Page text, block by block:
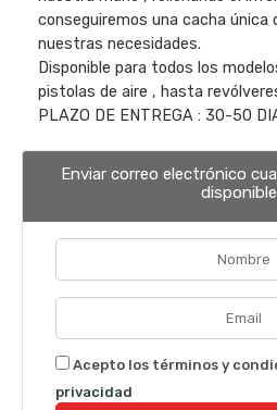
conseguiremos una cacha única
nuestras necesidades.
Disponible para todos los
pistolas de aire , hasta
PLAZO DE ENTREGA : 30-50
Enviar correo electrónico
Acepto los términos y
privacidad